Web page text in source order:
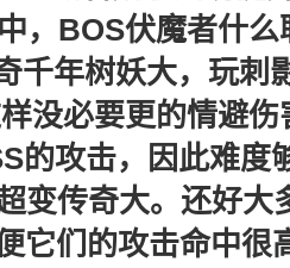
，BOS伏魔者什
千年树妖大，玩刺
没必要更的情避
的攻击，因此难度
变传奇大。还好大
它们的攻击命中很